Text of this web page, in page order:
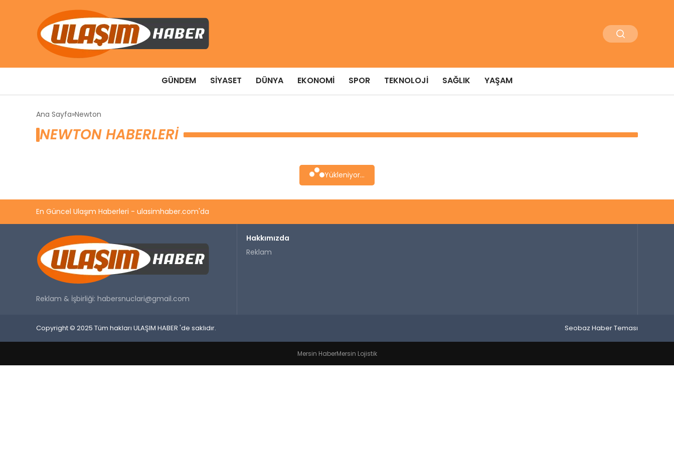
GÜNDEM SIYASET DÜNYA EKONOMI SPOR TEKNOLOJI SAĞLIK YAŞAM
Ana Sayfa Newton
NEWTON HABERLERI
Yükleniyor...
En Güncel Ulaşım Haberleri - ulasimhaber.com'da
Reklam & İşbirliği: habersnuclari@gmail.com
Hakkımızda
Reklam
Copyright © 2025 Tüm hakları ULAŞIM HABER 'de saklıdır. Seobaz Haber Teması
Mersin HaberMersin Lojistik